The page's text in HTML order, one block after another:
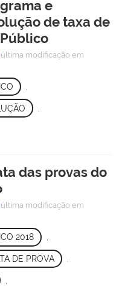
e
de taxa de
última modificação em
das provas do
última modificação em
2018 ,
DE PROVA